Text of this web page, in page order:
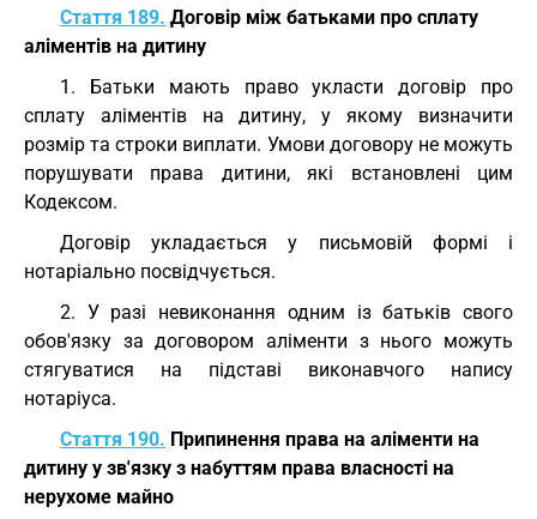
Стаття 189. Договір між батьками про сплату
аліментів на дитину
1. Батьки мають право укласти договір про
сплату аліментів на дитину, у якому визначити
розмір та строки виплати. Умови договору не можуть
порушувати права дитини, які встановлені цим
Кодексом.
Договір укладається у письмовій формі і
нотаріально посвідчується.
2. У разі невиконання одним із батьків свого
обов'язку за договором аліменти з нього можуть
стягуватися на підставі виконавчого напису
нотаріуса.
Стаття 190. Припинення права на аліменти на
дитину у зв'язку з набуттям права власності на
нерухоме майно